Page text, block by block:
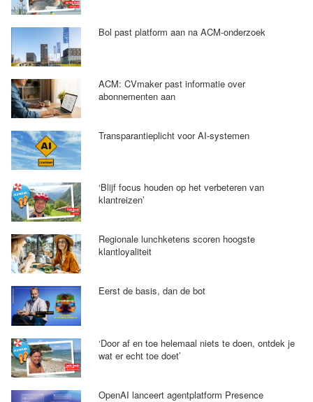
Bol past platform aan na ACM-onderzoek
ACM: CVmaker past informatie over
abonnementen aan
Transparantieplicht voor AI-systemen
‘Blijf focus houden op het verbeteren van
klantreizen’
Regionale lunchketens scoren hoogste
klantloyaliteit
Eerst de basis, dan de bot
‘Door af en toe helemaal niets te doen, ontdek je
wat er echt toe doet’
OpenAI lanceert agentplatform Presence